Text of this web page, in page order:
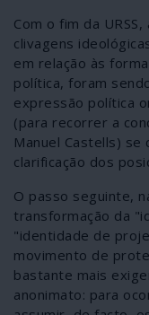
Com o fim da
clivagens
em relação às
política, foram
expressão política
(para recorrer a
Manuel Castells)
clarificação dos
O passo seguinte,
transformação da
"identidade de
movimento de
bastante mais
anonimato: para